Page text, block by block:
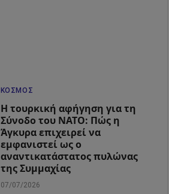
ΚΌΣΜΟΣ
Η τουρκική αφήγηση για τη
Σύνοδο του ΝΑΤΟ: Πώς η
Άγκυρα επιχειρεί να
εμφανιστεί ως ο
αναντικατάστατος πυλώνας
της Συμμαχίας
07/07/2026